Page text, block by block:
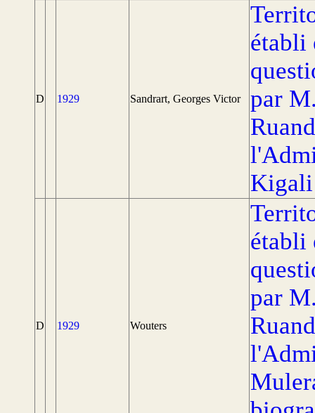
D 1929 Sandrart, Georges Victor
établi
par
Kigali
D 1929 Wouters
établi
par